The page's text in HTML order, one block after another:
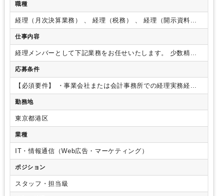
職種
経理（月次決算業務） 、 経理（税務） 、 経理（開示資料作
成）
仕事内容
経理メンバーとして下記業務をお任せいたします。
少数精鋭
のスモールチームのため、一人ひとりの裁量が大きいのが特徴
です。まずはこれまでのご経験を活かせる実務からスタート
し、段階的に開示業務、M&AやIFRS対応、IPO準備へと業務
幅を広げていただきます。将来的には、組織拡大に伴うチー
ムのマネジメント（進捗管理、メンバー育成、フロー改善な
ど）や、経理部門の中核を担うリーダー・マネージャーへの早
期キャリアアップを期待しています。
・仕訳計上、経費精算、入出金管理、債権債務管理、固定資産
管理
算業務（単体・連結） ・財務諸表、計算書類の作成
告書の作成補助（※税理士対応など自社の役割に応じて調整）
・監査法人対応■ 資金・財務管理・資金管理、資金繰り表の
作成・管理■ 開示業務・IPO準備業務
信、有価証券報告書、四半期報告書などの作成）・取締役会
応募条件
【必須要件】
・事業会社または会計事務所での経理実務経験
（3年以上）※経理実務経験：上記記載の決算業務・日常経
理業務・税務経験など
簿記2級以上保有者
効率を無くす」というMissionへの共感
業界での就業経験
（短信・有報）の作成経験・IFRSに触れた経験、もしくは学
習意欲のある方
勤務地
東京都港区
業種
IT・情報通信（Web広告・マーケティング）
ポジション
スタッフ・担当級